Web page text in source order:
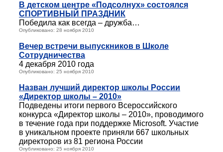
В детском центре «Подсолнух» состоялся
СПОРТИВНЫЙ ПРАЗДНИК
Победила как всегда – дружба…
Опубликовано: 28 ноября 2010
Вечер встречи выпускников в Школе
Сотрудничества
4 декабря 2010 года
Опубликовано: 25 ноября 2010
Назван лучший директор школы России
«Директор школы – 2010»
Подведены итоги первого Всероссийского
конкурса «Директор школы – 2010», проводимого
в течение года при поддержке Microsoft. Участие
в уникальном проекте приняли 667 школьных
директоров из 81 региона России
Опубликовано: 25 ноября 2010